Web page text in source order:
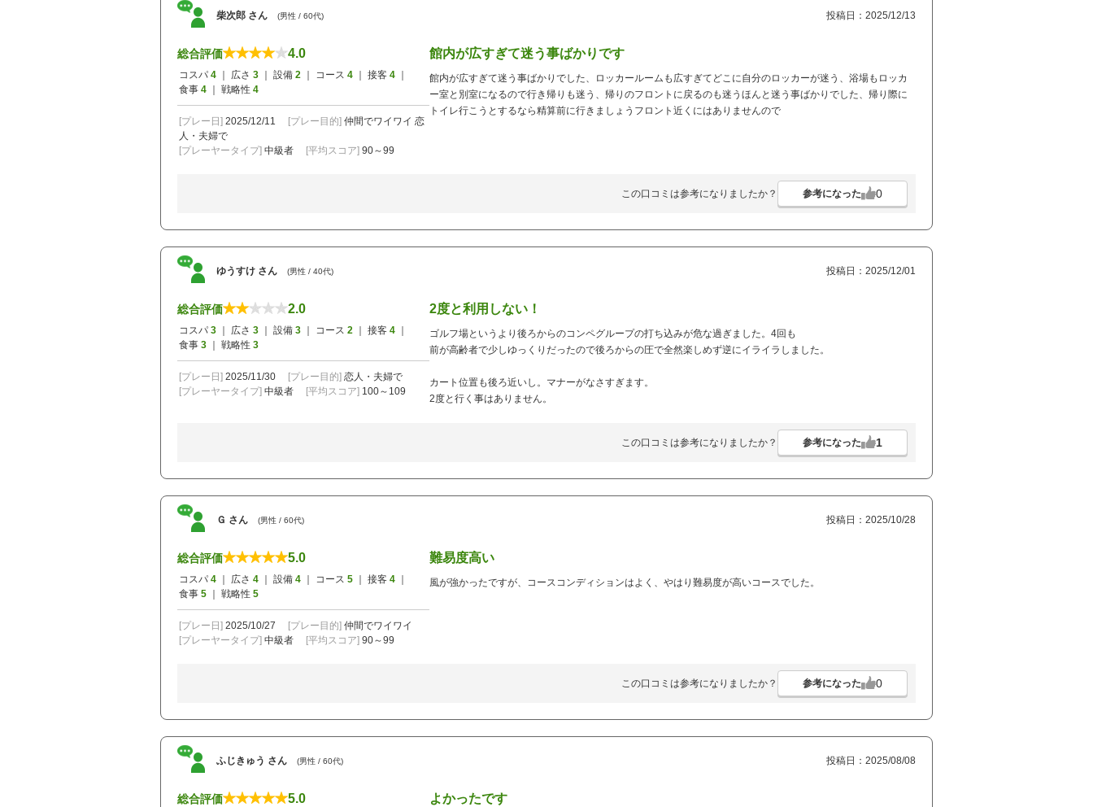
柴次郎 さん (男性 / 60代) 投稿日：2025/12/13
総合評価 4.0
コスパ 4 ｜ 広さ 3 ｜ 設備 2 ｜ コース 4 ｜ 接客 4
食事 4 ｜ 戦略性 4
[プレー日] 2025/12/11 [プレー目的] 仲間でワイワイ 恋
人・夫婦で
[プレーヤータイプ] 中級者 [平均スコア] 90～99
館内が広すぎて迷う事ばかりです
館内が広すぎて迷う事ばかりでした、ロッカールームも広すぎてどこに自分のロッカーが迷う、浴場もロッカ
ー室と別室になるので行き帰りも迷う、帰りのフロントに戻るのも迷うほんと迷う事ばかりでした、帰り際に
トイレ行こうとするなら精算前に行きましょうフロント近くにはありませんので
この口コミは参考になりましたか？ 参考になった 0
ゆうすけ さん (男性 / 40代) 投稿日：2025/12/01
総合評価 2.0
コスパ 3 ｜ 広さ 3 ｜ 設備 3 ｜ コース 2 ｜ 接客 4
食事 3 ｜ 戦略性 3
[プレー日] 2025/11/30 [プレー目的] 恋人・夫婦で
[プレーヤータイプ] 中級者 [平均スコア] 100～109
2度と利用しない！
ゴルフ場というより後ろからのコンペグループの打ち込みが危な過ぎました。4回も
前が高齢者で少しゆっくりだったので後ろからの圧で全然楽しめず逆にイライラしました。
カート位置も後ろ近いし。マナーがなさすぎます。
2度と行く事はありません。
この口コミは参考になりましたか？ 参考になった 1
Ｇ さん (男性 / 60代) 投稿日：2025/10/28
総合評価 5.0
コスパ 4 ｜ 広さ 4 ｜ 設備 4 ｜ コース 5 ｜ 接客 4
食事 5 ｜ 戦略性 5
[プレー日] 2025/10/27 [プレー目的] 仲間でワイワイ
[プレーヤータイプ] 中級者 [平均スコア] 90～99
難易度高い
風が強かったですが、コースコンディションはよく、やはり難易度が高いコースでした。
この口コミは参考になりましたか？ 参考になった 0
ふじきゅう さん (男性 / 60代) 投稿日：2025/08/08
総合評価 5.0 よかったです